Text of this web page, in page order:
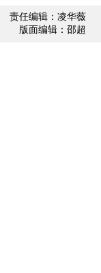
责任编辑：凌华薇
版面编辑：邵超